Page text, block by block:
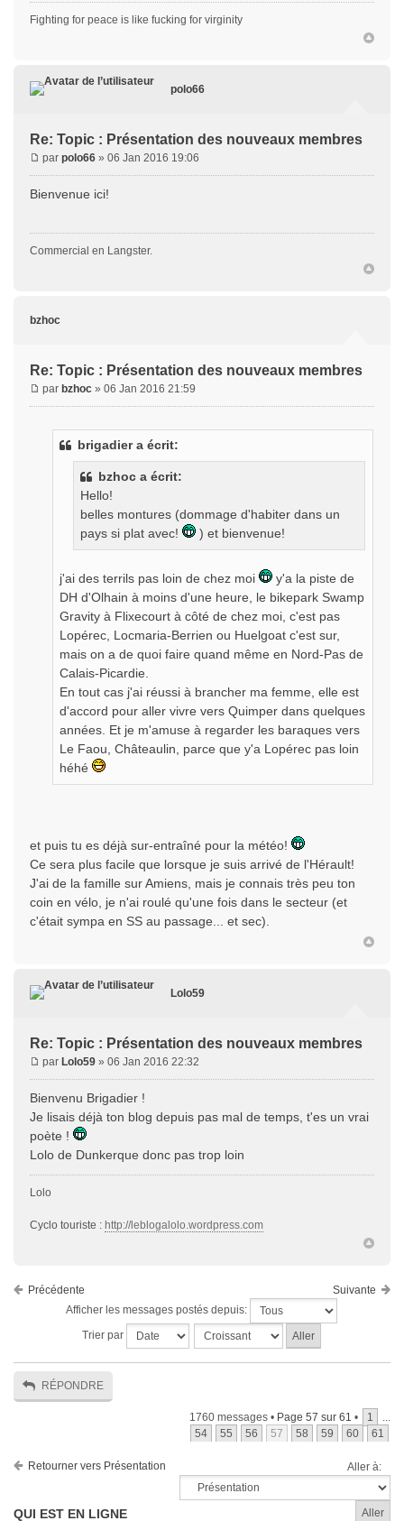
Fighting for peace is like fucking for virginity
polo66
Re: Topic : Présentation des nouveaux membres
par polo66 » 06 Jan 2016 19:06
Bienvenue ici!
Commercial en Langster.
bzhoc
Re: Topic : Présentation des nouveaux membres
par bzhoc » 06 Jan 2016 21:59
brigadier a écrit:
bzhoc a écrit:
Hello!
belles montures (dommage d'habiter dans un
pays si plat avec!
) et bienvenue!
j'ai des terrils pas loin de chez moi
y'a la piste de
DH d'Olhain à moins d'une heure, le bikepark Swamp
Gravity à Flixecourt à côté de chez moi, c'est pas
Lopérec, Locmaria-Berrien ou Huelgoat c'est sur,
mais on a de quoi faire quand même en Nord-Pas de
Calais-Picardie.
En tout cas j'ai réussi à brancher ma femme, elle est
d'accord pour aller vivre vers Quimper dans quelques
années. Et je m'amuse à regarder les baraques vers
Le Faou, Châteaulin, parce que y'a Lopérec pas loin
héhé
et puis tu es déjà sur-entraîné pour la météo!
Ce sera plus facile que lorsque je suis arrivé de l'Hérault!
J'ai de la famille sur Amiens, mais je connais très peu ton
coin en vélo, je n'ai roulé qu'une fois dans le secteur (et
c'était sympa en SS au passage... et sec).
Lolo59
Re: Topic : Présentation des nouveaux membres
par Lolo59 » 06 Jan 2016 22:32
Bienvenu Brigadier !
Je lisais déjà ton blog depuis pas mal de temps, t'es un vrai
poète !
Lolo de Dunkerque donc pas trop loin
Lolo
Cyclo touriste : http://leblogalolo.wordpress.com
Précédente
Suivante
Afficher les messages postés depuis:
Trier par
RÉPONDRE
1760 messages • Page 57 sur 61 • 1
...
54
55 56 57 58 59 60 61
Retourner vers Présentation Aller à:
QUI EST EN LIGNE